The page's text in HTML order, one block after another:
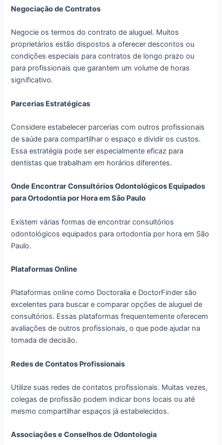
Negociação de Contratos
Negocie os termos do contrato de aluguel. Muitos
proprietários estão dispostos a oferecer descontos ou
condições especiais para contratos de longo prazo ou
para profissionais que garantem um volume de horas
significativo.
Parcerias Estratégicas
Considere estabelecer parcerias com outros profissionais
de saúde para compartilhar o espaço e dividir os custos.
Essa estratégia pode ser especialmente eficaz para
dentistas que trabalham em horários diferentes.
Onde Encontrar Consultórios Odontológicos Equipados
para Ortodontia por Hora em São Paulo
Existem várias formas de encontrar consultórios
odontológicos equipados para ortodontia por hora em São
Paulo.
Plataformas Online
Plataformas online como Doctoralia e DoctorFinder são
excelentes para buscar e comparar opções de aluguel de
consultórios. Essas plataformas frequentemente oferecem
avaliações de outros profissionais, o que pode ajudar na
tomada de decisão.
Redes de Contatos Profissionais
Utilize suas redes de contatos profissionais. Muitas vezes,
colegas de profissão podem indicar bons locais ou até
mesmo compartilhar espaços já estabelecidos.
Associações e Conselhos de Odontologia